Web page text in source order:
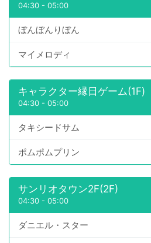
04:30 - 05:00
ぼんぼんりぼん
マイメロディ
キャラクター縁日ゲーム(1F)
04:30 - 05:00
タキシードサム
ポムポムプリン
サンリオタウン2F(2F)
04:30 - 05:00
ダニエル・スター